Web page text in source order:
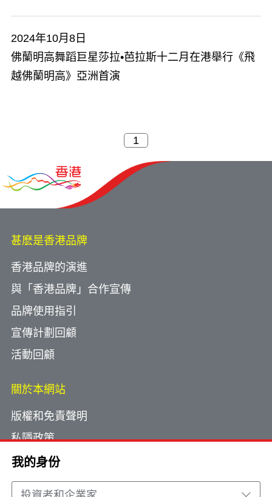
我的身份
2024年10月8日
佛蘭明高舞蹈巨星莎拉•芭拉斯十二月在港舉行《飛
越佛蘭明高》亞洲首演
甚麽是香港品牌
香港品牌的演進
與「香港品牌」合作宣傳
品牌使用指引
宣傳計劃回顧
活動回顧
關於本網站
版權和免責聲明
私隱政策
使用小型文字檔案
網頁指南